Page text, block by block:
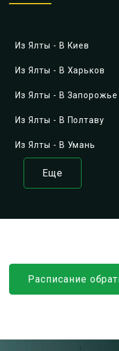
Из Ялты - В Киев
Из Ялты - В Харьков
Из Ялты - В Запорожье
Из Ялты - В Полтаву
Из Ялты - В Умань
Еще
Расписание